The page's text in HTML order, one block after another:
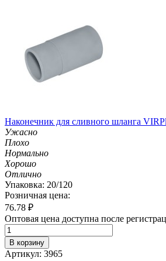
Наконечник для сливного шланга
Ужасно
Плохо
Нормально
Хорошо
Отлично
Упаковка: 20/120
Розничная цена:
76.78 ₽
Оптовая цена доступна после
В корзину
Артикул: 3965